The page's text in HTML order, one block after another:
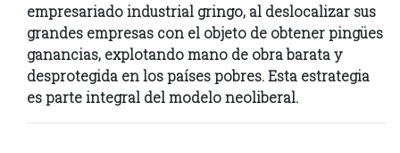
empresariado industrial gringo, al deslocalizar sus
grandes empresas con el objeto de obtener pingües
ganancias, explotando mano de obra barata y
desprotegida en los países pobres. Esta estrategia
es parte integral del modelo neoliberal.